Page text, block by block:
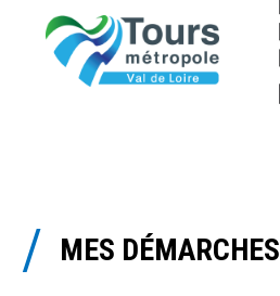
MES DÉMARCHES